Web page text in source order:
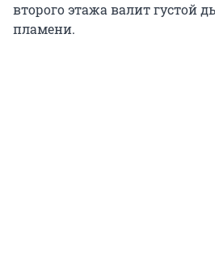
второго этажа валит густой
пламени.